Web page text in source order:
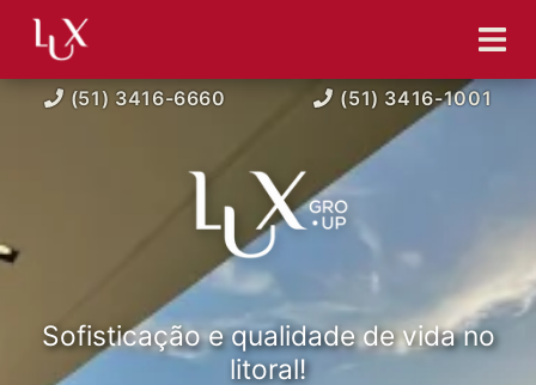
(51) 3416-6660 (51) 3416-1001
Sofisticação e qualidade de vida no
litoral!